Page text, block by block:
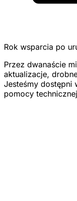
Rok wsparcia po
Przez dwanaście
aktualizacje,
Jesteśmy dostępni
pomocy